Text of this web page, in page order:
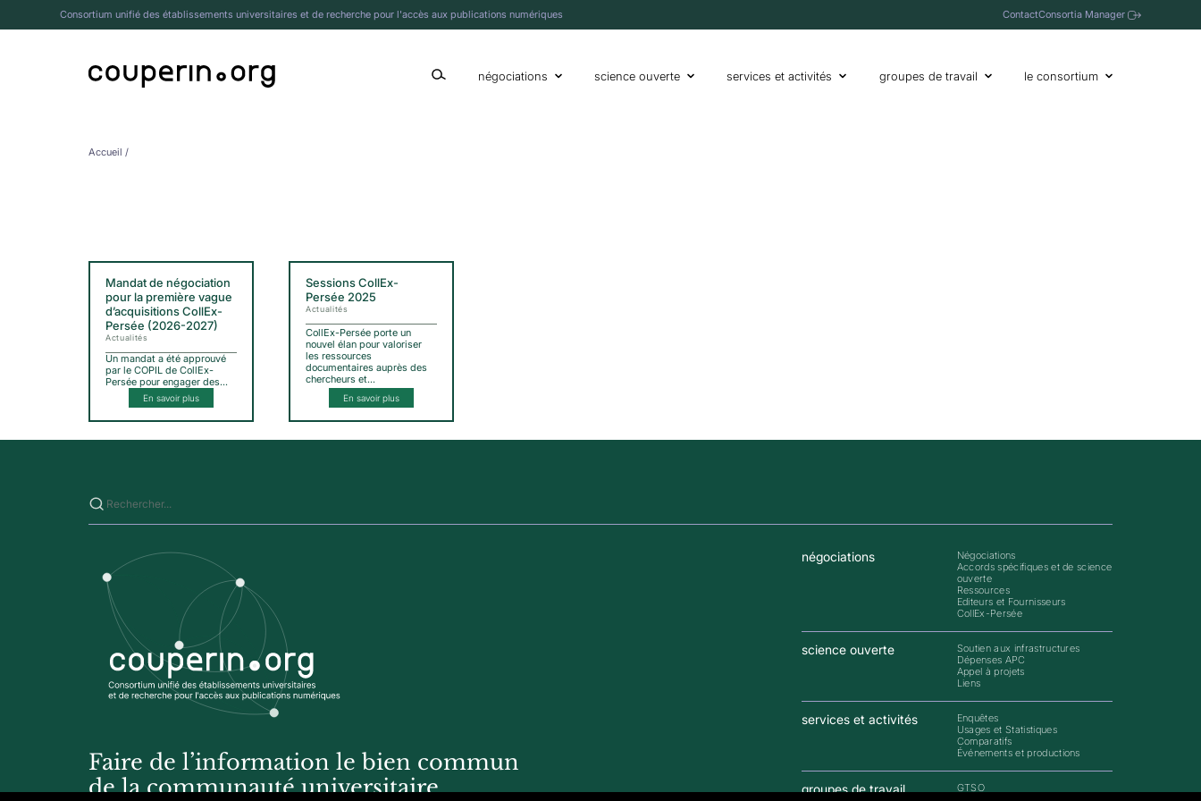
Consortium unifié des établissements universitaires et de recherche pour l'accès aux publications numériques ContactConsortia Manager
afficher ou cacher la boîte de recherche
négociations science ouverte services et activités groupes de travail le consortium
Accueil /
Mandat de négociation
pour la première vague
d’acquisitions CollEx-
Persée (2026-2027)
Actualités
Un mandat a été approuvé
par le COPIL de CollEx-
Persée pour engager des…
En savoir plus
Sessions CollEx-
Persée 2025
Actualités
CollEx-Persée porte un
nouvel élan pour valoriser
les ressources
documentaires auprès des
chercheurs et…
En savoir plus
Faire de l’information le bien commun
de la communauté universitaire.
négociations
Négociations
Accords spécifiques et de science
ouverte
Ressources
Editeurs et Fournisseurs
CollEx-Persée
science ouverte
Soutien aux infrastructures
Dépenses APC
Appel à projets
Liens
services et activités
Enquêtes
Usages et Statistiques
Comparatifs
Événements et productions
groupes de travail
GTSO